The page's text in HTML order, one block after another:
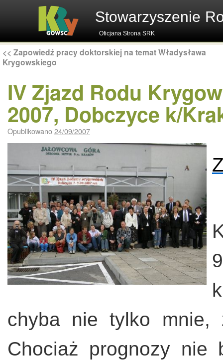
Stowarzyszenie
Oficjana Strona SRK
<< Zapowiedź pracy doktorskiej na temat Władysława
Krygowskiego
IV Zjazd Rodu
2007, Dobczyce k/
Opublikowano24/09/2007
chyba nie tylko mnie,
Chociaż prognozy nie